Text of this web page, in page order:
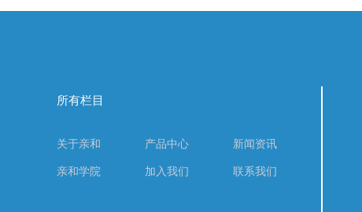
所有栏目
关于亲和 产品中心 新闻资讯
亲和学院 加入我们 联系我们